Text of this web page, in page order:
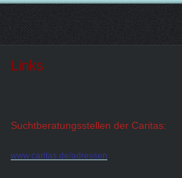
Links
Suchtberatungsstellen der Caritas:
www.caritas.de/adressen